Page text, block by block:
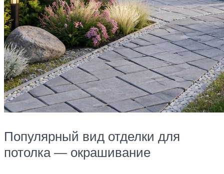
Популярный вид отделки для
потолка — окрашивание